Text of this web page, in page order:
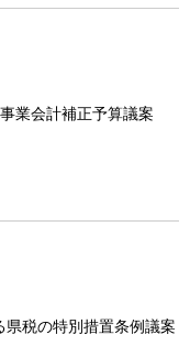
業会計補正予算議案
税の特別措置条例議案